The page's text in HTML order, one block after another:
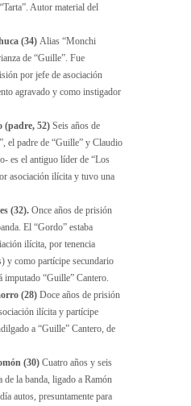
Autor material del
(34) Alias “Monchi
de “Guille”. Fue
por jefe de asociación
agravado y como instigador
(padre, 52) Seis años de
el padre de “Guille” y Claudio
es el antiguo líder de “Los
asociación ilícita y tuvo una
(32). Once años de prisión
El “Gordo” estaba
ilícita, por tenencia
y como partícipe secundario
imputado “Guille” Cantero.
(28) Doce años de prisión
ilícita y partícipe
a “Guille” Cantero, de
(30) Cuatro años y seis
de la banda, ligado a Ramón
autos, presuntamente para